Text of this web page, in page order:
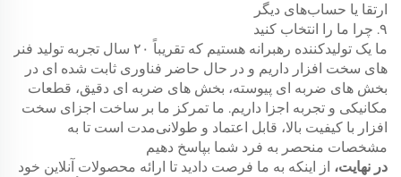
ارتقا یا حساب‌های دیگر
۹. چرا ما را انتخاب کنید
ما یک تولیدکننده رهبرانه هستیم که تقریباً ۲۰ سال تجربه تولید فنر
های سخت افزار داریم و در حال حاضر فناوری ثابت شده ای در
بخش های ضربه ای پیوسته، بخش های ضربه ای دقیق، قطعات
مکانیکی و تجربه اجزا داریم. ما تمرکز ما بر ساخت اجزای سخت
افزار با کیفیت بالا، قابل اعتماد و طولانی‌مدت است تا به
مشخصات منحصر به فرد شما بپاسخ دهیم
در نهایت، از اینکه به ما فرصت دادید تا ارائه محصولات آنلاین خود